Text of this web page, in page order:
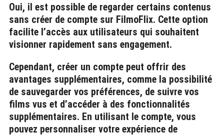
Oui, il est possible de regarder certains contenus
sans créer de compte sur FilmoFlix. Cette option
facilite l’accès aux utilisateurs qui souhaitent
visionner rapidement sans engagement.
Cependant, créer un compte peut offrir des
avantages supplémentaires, comme la possibilité
de sauvegarder vos préférences, de suivre vos
films vus et d’accéder à des fonctionnalités
supplémentaires. En utilisant le compte, vous
pouvez personnaliser votre expérience de